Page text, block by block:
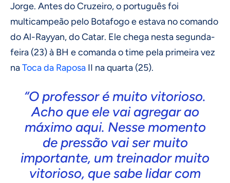
Jorge. Antes do Cruzeiro, o português foi
multicampeão pelo Botafogo e estava no comando
do Al-Rayyan, do Catar. Ele chega nesta segunda-
feira (23) à BH e comanda o time pela primeira vez
naToca da Raposa II na quarta (25).
“O professor é muito vitorioso.
Acho que ele vai agregar ao
máximo aqui. Nesse momento
de pressão vai ser muito
importante, um treinador muito
vitorioso, que sabe lidar com